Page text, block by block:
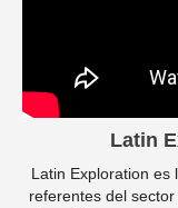
Latin
Latin Exploration es
referentes del